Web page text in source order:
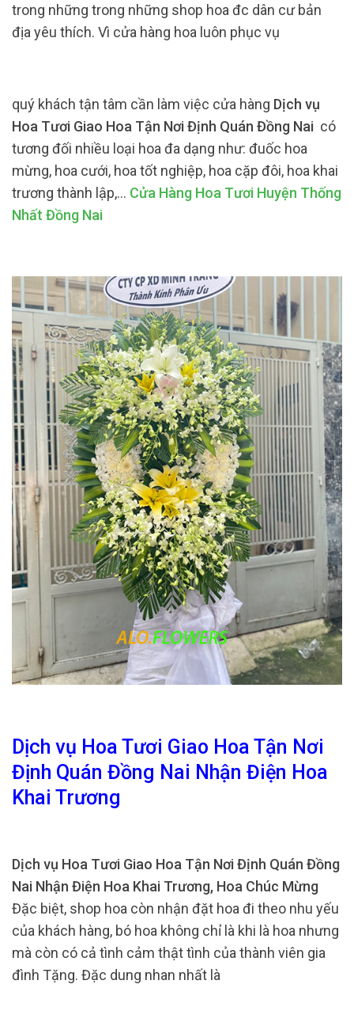
trong những trong những shop hoa đc dân cư bản
địa yêu thích. Vì cửa hàng hoa luôn phục vụ
quý khách tận tâm cần làm việc cửa hàng Dịch vụ
Hoa Tươi Giao Hoa Tận Nơi Định Quán Đồng Nai có
tương đối nhiều loại hoa đa dạng như: đuốc hoa
mừng, hoa cưới, hoa tốt nghiệp, hoa cặp đôi, hoa khai
trương thành lập,… Cửa Hàng Hoa Tươi Huyện Thống
Nhất Đồng Nai
Dịch vụ Hoa Tươi Giao Hoa Tận Nơi
Định Quán Đồng Nai Nhận Điện Hoa
Khai Trương
Dịch vụ Hoa Tươi Giao Hoa Tận Nơi Định Quán Đồng
Nai Nhận Điện Hoa Khai Trương, Hoa Chúc Mừng
Đặc biệt, shop hoa còn nhận đặt hoa đi theo nhu yếu
của khách hàng, bó hoa không chỉ là khi là hoa nhưng
mà còn có cả tình cảm thật tình của thành viên gia
đình Tặng. Đặc dung nhan nhất là